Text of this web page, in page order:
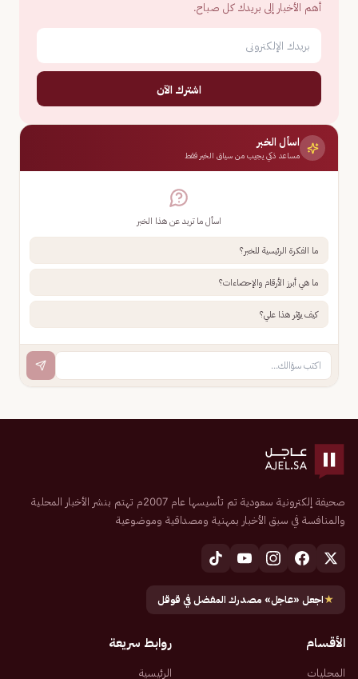
أهم الأخبار إلى بريدك كل صباح.
اشترك الآن
اسأل الخبر
مساعد ذكي يجيب من سياق الخبر فقط
اسأل ما تريد عن هذا الخبر
ما الفكرة الرئيسية للخبر؟
ما هي أبرز الأرقام والإحصاءات؟
كيف يؤثر هذا علي؟
صحيفة إلكترونية سعودية تم تأسيسها عام 2007م تهتم بنشر الأخبار المحلية
والمنافسة في سبق الأخبار بمهنية ومصداقية وموضوعية
★اجعل «عاجل» مصدرك المفضل في قوقل
الأقسام
المحليات
روابط سريعة
الرئيسية